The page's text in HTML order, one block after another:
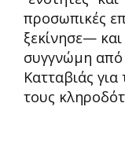
προσωπικές
ξεκίνησε— και
συγγνώμη από
Κατταβιάς
τους